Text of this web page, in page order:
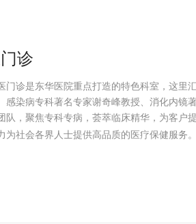
诊
门诊是东华医院重点打造的特色科室，这里
感染病专科著名专家谢奇峰教授、消化内镜
队，聚焦专科专病，荟萃临床精华，为客户
为社会各界人士提供高品质的医疗保健服务。